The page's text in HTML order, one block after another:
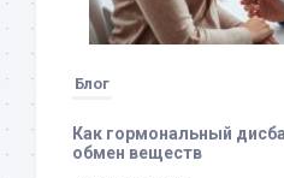
Блог
Как гормональный
обмен веществ